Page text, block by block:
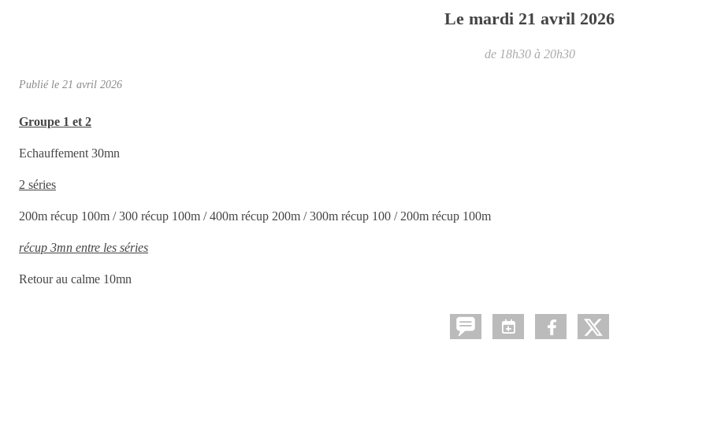
Le mardi 21 avril 2026
de 18h30 à 20h30
Publié le 21 avril 2026
Groupe 1 et 2
Echauffement 30mn
2 séries
200m récup 100m / 300 récup 100m / 400m récup 200m / 300m récup 100 / 200m récup 100m
récup 3mn entre les séries
Retour au calme 10mn